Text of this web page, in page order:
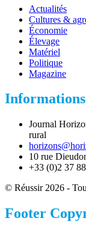
Actualités
Cultures &
Économie
Élevage
Matériel
Politique
Magazine
Journal
rural
10 rue
+33 (0)2 37
© Réussir 2026 -
Footer